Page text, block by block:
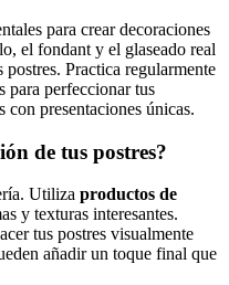
para crear decoraciones
el fondant y el glaseado real
Practica regularmente
para perfeccionar tus
con presentaciones únicas.
de tus postres?
Utiliza productos de
y texturas interesantes.
tus postres visualmente
añadir un toque final que